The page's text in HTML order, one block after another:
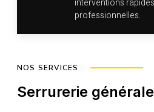
interventions
professionnelles.
NOS SERVICES
Serrurerie générale